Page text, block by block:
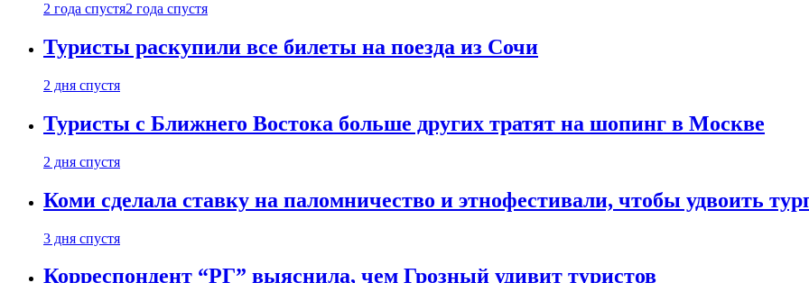
2 года спустя2 года спустя
Туристы раскупили все билеты на поезда из Сочи
2 дня спустя
Туристы с Ближнего Востока больше других тратят на шопинг в Москве
2 дня спустя
Коми сделала ставку на паломничество и этнофестивали, чтобы удвоить
3 дня спустя
Корреспондент “РГ” выяснила, чем Грозный удивит туристов